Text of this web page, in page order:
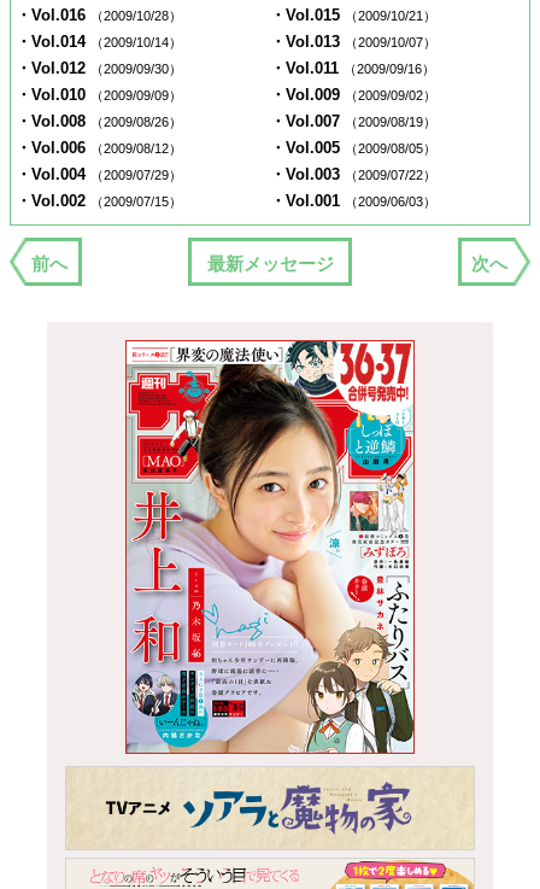
・Vol.016 （2009/10/28） ・Vol.015 （2009/10/21）
・Vol.014 （2009/10/14） ・Vol.013 （2009/10/07）
・Vol.012 （2009/09/30） ・Vol.011 （2009/09/16）
・Vol.010 （2009/09/09） ・Vol.009 （2009/09/02）
・Vol.008 （2009/08/26） ・Vol.007 （2009/08/19）
・Vol.006 （2009/08/12） ・Vol.005 （2009/08/05）
・Vol.004 （2009/07/29） ・Vol.003 （2009/07/22）
・Vol.002 （2009/07/15） ・Vol.001 （2009/06/03）
前へ 最新メッセージ 次へ